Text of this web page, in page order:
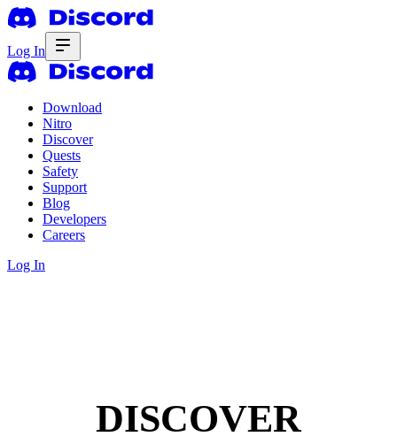
Log In
Download
Nitro
Discover
Quests
Safety
Support
Blog
Developers
Careers
Log In
DISCOVER